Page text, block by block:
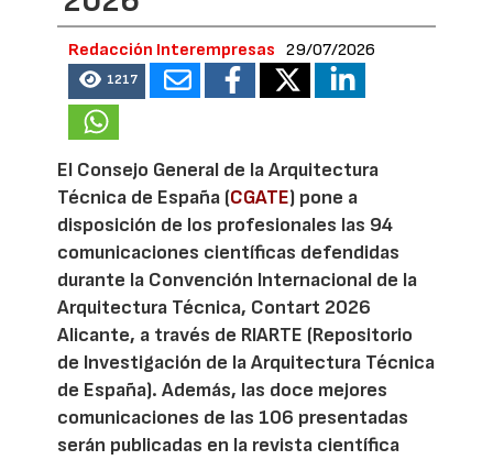
Redacción Interempresas 29/07/2026
1217
El Consejo General de la Arquitectura
Técnica de España (CGATE) pone a
disposición de los profesionales las 94
comunicaciones científicas defendidas
durante la Convención Internacional de la
Arquitectura Técnica, Contart 2026
Alicante, a través de RIARTE (Repositorio
de Investigación de la Arquitectura Técnica
de España). Además, las doce mejores
comunicaciones de las 106 presentadas
serán publicadas en la revista científica